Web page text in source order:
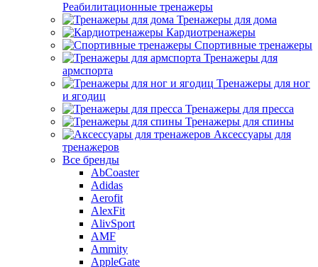
Реабилитационные тренажеры
Тренажеры для дома
Кардиотренажеры
Спортивные тренажеры
Тренажеры для
армспорта
Тренажеры для ног
и ягодиц
Тренажеры для пресса
Тренажеры для спины
Аксессуары для
тренажеров
Все бренды
AbCoaster
Adidas
Aerofit
AlexFit
AlivSport
AMF
Ammity
AppleGate